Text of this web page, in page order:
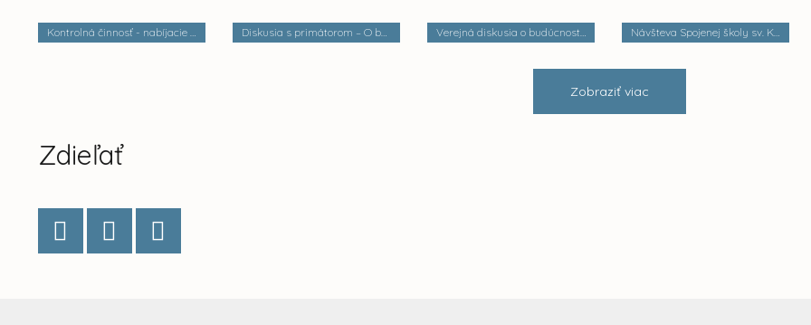
Kontrolná činnosť - nabíjacie stanice elektrobusov Diskusia s primátorom – O bezpečnosti a verejnom poriadku Verejná diskusia o budúcnosti mestských častí Návšteva Spojenej školy sv. Košických mučeníkov
Zobraziť viac
Zdieľať